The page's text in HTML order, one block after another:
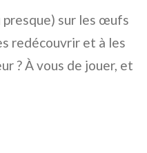
presque) sur les œufs
redécouvrir et à les
? À vous de jouer, et